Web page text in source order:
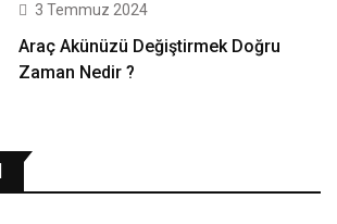
3 Temmuz 2024
Araç Akünüzü Değiştirmek Doğru
Zaman Nedir ?